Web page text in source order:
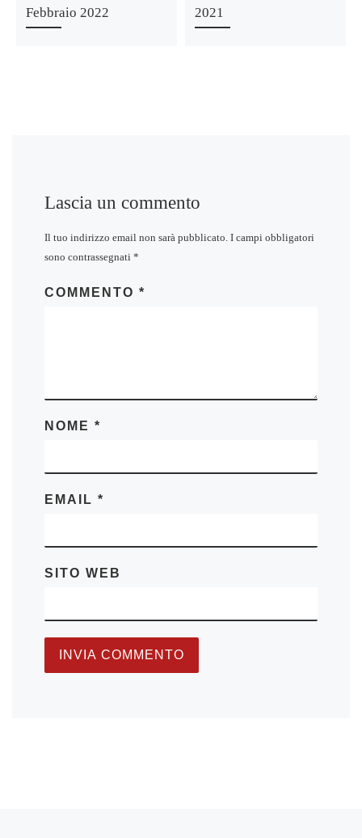
Febbraio 2022
2021
Lascia un commento
Il tuo indirizzo email non sarà pubblicato. I campi obbligatori
sono contrassegnati *
COMMENTO *
NOME *
EMAIL *
SITO WEB